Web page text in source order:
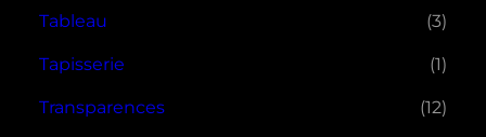
Tableau (3)
Tapisserie (1)
Transparences (12)